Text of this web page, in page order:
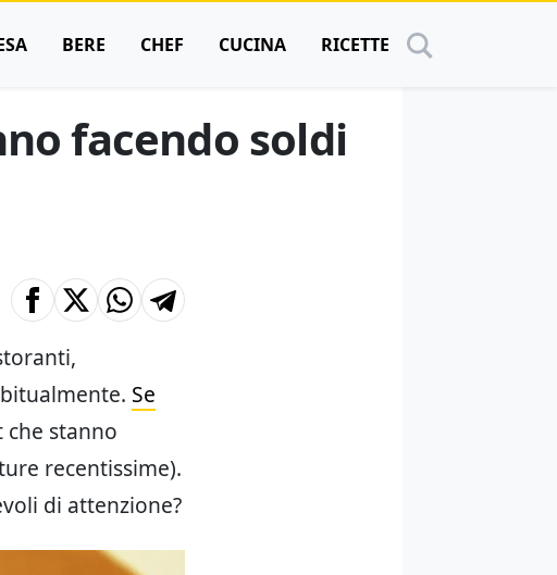
BERE CHEF CUCINA RICETTE
facendo soldi
Se
stanno
recentissime).
di attenzione?